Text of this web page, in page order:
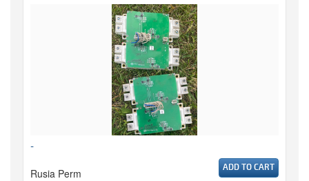
-
Rusia Perm ADD TO CART